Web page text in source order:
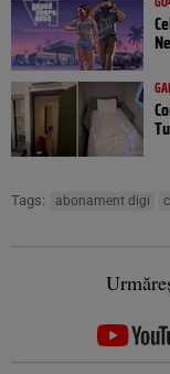
Tags: abonament digi